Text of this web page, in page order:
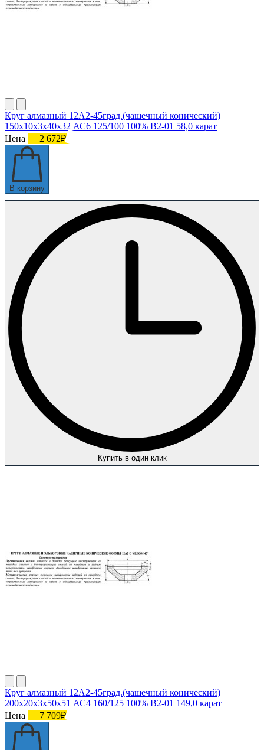
Круг алмазный 12А2-45град.(чашечный конический)
150х10х3х40х32 АС6 125/100 100% В2-01 58,0 карат
Цена
2 672₽
В корзину
Купить в один клик
Круг алмазный 12А2-45град.(чашечный конический)
200х20х3х50х51 АС4 160/125 100% В2-01 149,0 карат
Цена
7 709₽